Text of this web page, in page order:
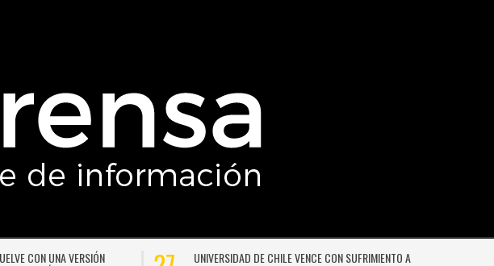
CON UNA VERSIÓN
UNIVERSIDAD DE CHILE VENCE CON SUFRIMIENTO A AUDAX